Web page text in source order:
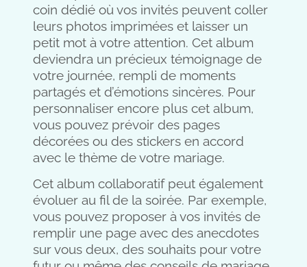
coin dédié où vos invités peuvent coller
leurs photos imprimées et laisser un
petit mot à votre attention. Cet album
deviendra un précieux témoignage de
votre journée, rempli de moments
partagés et d’émotions sincères. Pour
personnaliser encore plus cet album,
vous pouvez prévoir des pages
décorées ou des stickers en accord
avec le thème de votre mariage.
Cet album collaboratif peut également
évoluer au fil de la soirée. Par exemple,
vous pouvez proposer à vos invités de
remplir une page avec des anecdotes
sur vous deux, des souhaits pour votre